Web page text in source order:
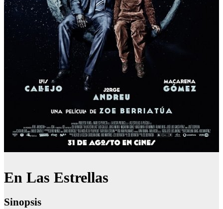
En Las Estrellas
Sinopsis